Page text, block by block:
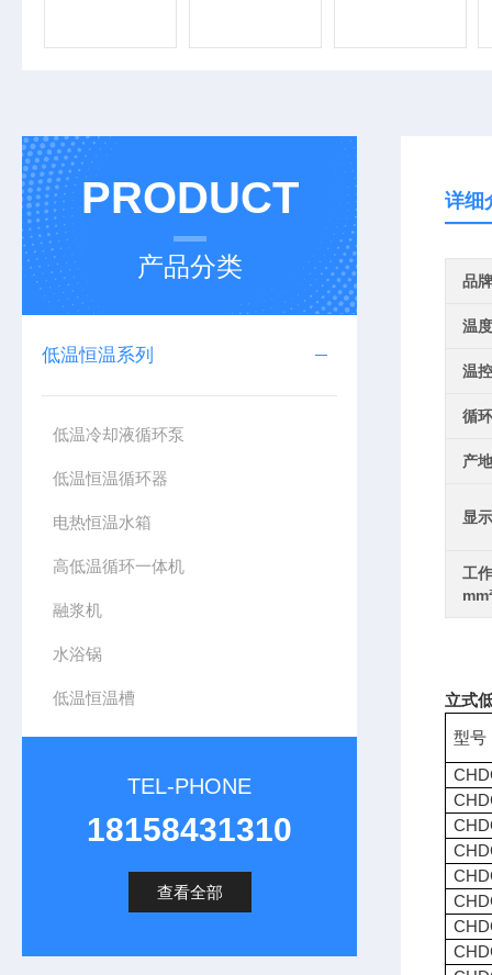
PRODUCT
产品分类
低温恒温系列
低温冷却液循环泵
低温恒温循环器
电热恒温水箱
高低温循环一体机
融浆机
水浴锅
低温恒温槽
TEL-PHONE
18158431310
查看全部
详细
品牌
温
温
循
产
显
工
立式
型号